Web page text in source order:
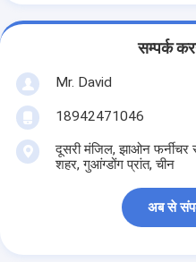
सम्पर्क
Mr. David
18942471046
दूसरी मंजिल, झाओन
शहर, गुआंग्डोंग प्रांत, चीन
अब से